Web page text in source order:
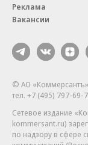
Реклама
Вакансии
© АО
тел. +7 (495) 797-69-
Сетевое издание
kommersant.ru)
по надзору в сфере